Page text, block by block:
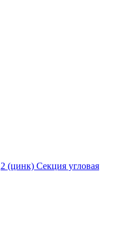
Секция угловая